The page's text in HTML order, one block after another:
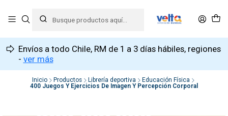
Envíos a todo Chile, RM de 1 a 3 días hábiles, regiones
- ver más
Inicio Productos Librería deportiva
Educación Física
400 Juegos Y Ejercicios De Imagen Y Percepción Corporal